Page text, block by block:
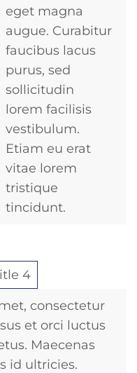
eget magna
augue. Curabitur
faucibus lacus
purus, sed
sollicitudin
lorem facilisis
vestibulum.
Etiam eu erat
vitae lorem
tristique
tincidunt.
4
consectetur
et orci luctus
Maecenas
id ultricies.